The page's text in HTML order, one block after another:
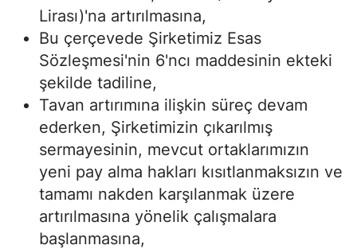
Lirası)'na artırılmasına,
Bu çerçevede Şirketimiz Esas
Sözleşmesi'nin 6'ncı maddesinin ekteki
şekilde tadiline,
Tavan artırımına ilişkin süreç devam
ederken, Şirketimizin çıkarılmış
sermayesinin, mevcut ortaklarımızın
yeni pay alma hakları kısıtlanmaksızın ve
tamamı nakden karşılanmak üzere
artırılmasına yönelik çalışmalara
başlanmasına,